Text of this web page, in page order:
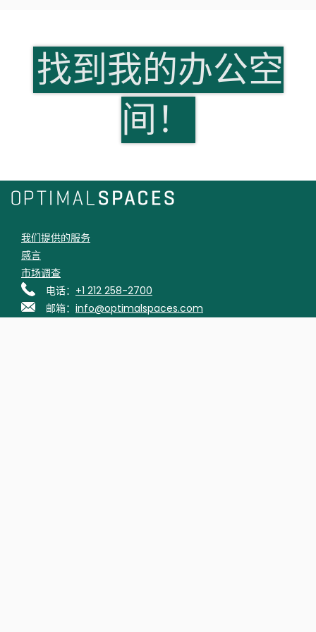
找到我的办公空
间！
我们提供的服务
感言
市场调查
电话： +1 212 258-2700
邮箱： info@optimalspaces.com